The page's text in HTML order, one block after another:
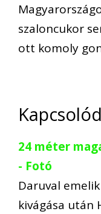
szaloncukor s
ott komoly
24 méter
- Fotó
Daruval
kivágása után